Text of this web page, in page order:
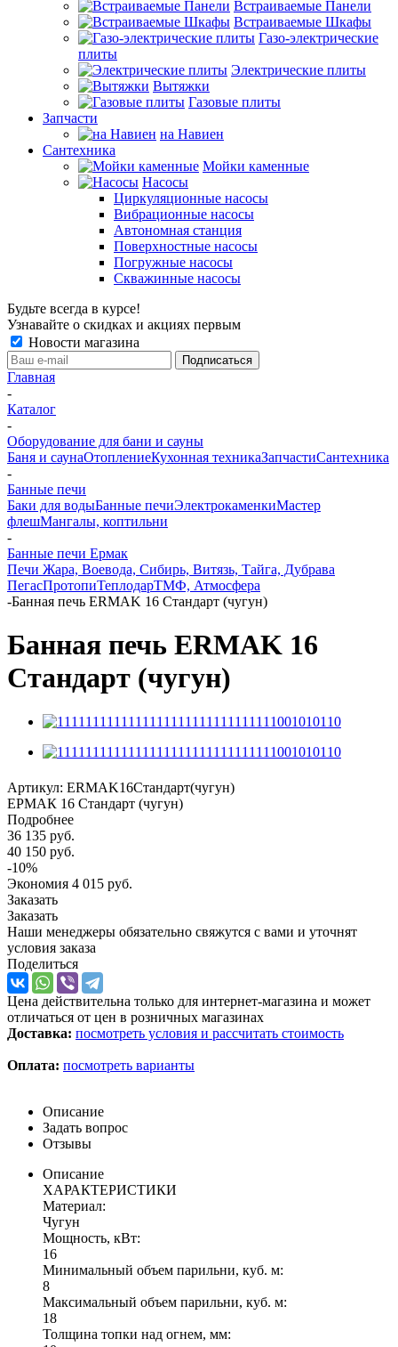
Встраиваемые Панели
Встраиваемые Шкафы
Газо-электрические
плиты
Электрические плиты
Вытяжки
Газовые плиты
Запчасти
на Навиен
Сантехника
Мойки каменные
Насосы
Циркуляционные насосы
Вибрационные насосы
Автономная станция
Поверхностные насосы
Погружные насосы
Скважинные насосы
Будьте всегда в курсе!
Узнавайте о скидках и акциях первым
Новости магазина
Главная
-
Каталог
-
Оборудование для бани и сауны
Баня и саунаОтоплениеКухонная техникаЗапчастиСантехника
-
Банные печи
Баки для водыБанные печиЭлектрокаменкиМастер
флешМангалы, коптильни
-
Банные печи Ермак
Печи Жара, Воевода, Сибирь, Витязь, Тайга, Дубрава
ПегасПротопиТеплодарТМФ, Атмосфера
-Банная печь ЕRMAK 16 Стандарт (чугун)
Банная печь ЕRMAK 16
Стандарт (чугун)
Артикул: ЕRMAK16Стандарт(чугун)
ЕРМАК 16 Стандарт (чугун)
Подробнее
36 135 руб.
40 150 руб.
-10%
Экономия 4 015 руб.
Заказать
Заказать
Наши менеджеры обязательно свяжутся с вами и уточнят
условия заказа
Поделиться
Цена действительна только для интернет-магазина и может
отличаться от цен в розничных магазинах
Доставка: посмотреть условия и рассчитать стоимость
Оплата: посмотреть варианты
Описание
Задать вопрос
Отзывы
Описание
ХАРАКТЕРИСТИКИ
Материал:
Чугун
Мощность, кВт:
16
Минимальный объем парильни, куб. м:
8
Максимальный объем парильни, куб. м:
18
Толщина топки над огнем, мм: